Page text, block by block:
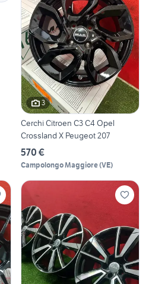
3
Cerchi Citroen C3 C4 Opel
Crossland X Peugeot 207
570 €
Campolongo Maggiore(VE)